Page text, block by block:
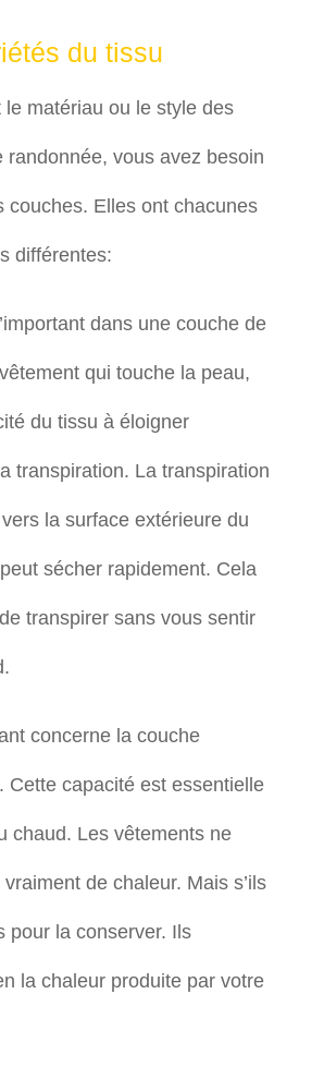
du tissu
le matériau ou le style des
randonnée, vous avez besoin
couches. Elles ont chacunes
différentes:
dans une couche de
qui touche la peau,
du tissu à éloigner
transpiration. La transpiration
la surface extérieure du
sécher rapidement. Cela
transpirer sans vous sentir
concerne la couche
Cette capacité est essentielle
chaud. Les vêtements ne
de chaleur. Mais s’ils
pour la conserver. Ils
la chaleur produite par votre